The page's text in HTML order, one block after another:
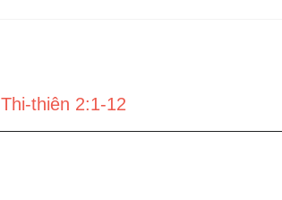
Thi-thiên 2:1-12